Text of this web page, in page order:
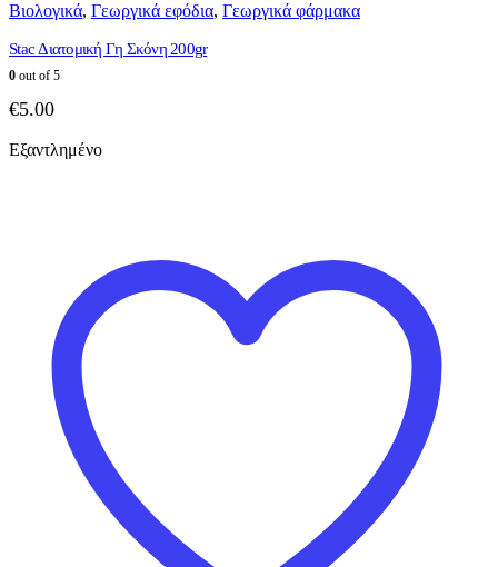
Βιολογικά, Γεωργικά εφόδια, Γεωργικά φάρμακα
Stac Διατομική Γη Σκόνη 200gr
0 out of 5
€5.00
Εξαντλημένο